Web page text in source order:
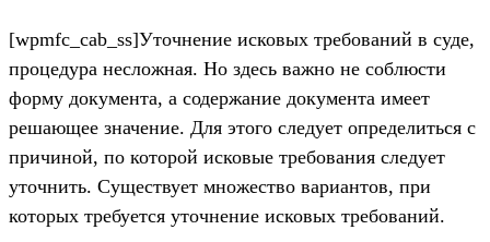
[wpmfc_cab_ss]Уточнение исковых требований в суде,
процедура несложная. Но здесь важно не соблюсти
форму документа, а содержание документа имеет
решающее значение. Для этого следует определиться с
причиной, по которой исковые требования следует
уточнить. Существует множество вариантов, при
которых требуется уточнение исковых требований.